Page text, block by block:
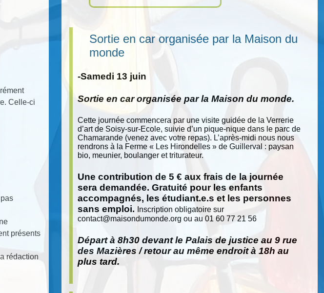
Sortie en car organisée par la Maison du
monde
-Samedi 13 juin
Sortie en car organisée par la Maison du monde.
Cette journée commencera par une visite guidée de la Verrerie
d’art de Soisy-sur-Ecole, suivie d’un pique-nique dans le parc de
Chamarande (venez avec votre repas). L’après-midi nous nous
rendrons à la Ferme « Les Hirondelles » de Guillerval : paysan
bio, meunier, boulanger et triturateur.
Une contribution de 5 € aux frais de la journée
sera demandée. Gratuité pour les enfants
accompagnés, les étudiant.e.s et les personnes
sans emploi.
Inscription obligatoire sur
contact@maisondumonde.org ou au 01 60 77 21 56
Départ à 8h30 devant le Palais de justice au 9 rue
des Mazières / retour au même endroit à 18h au
plus tard.
Celle-ci
présents
rédaction